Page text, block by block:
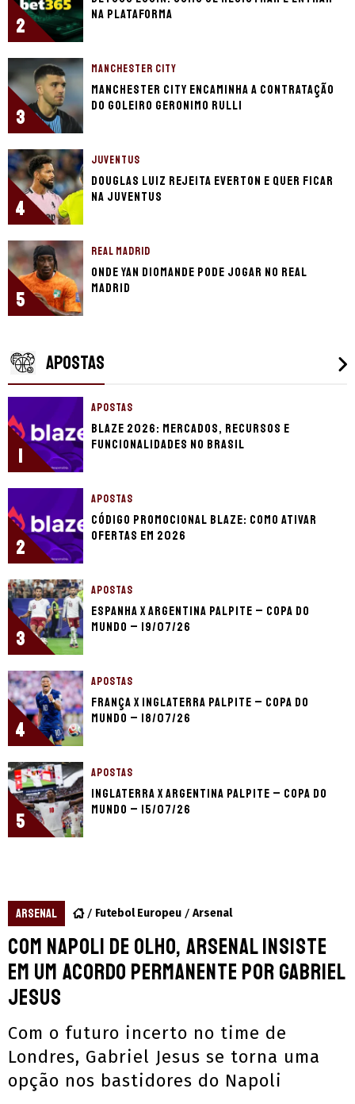
2
na plataforma
3
MANCHESTER CITY
Manchester City encaminha a contratação
do goleiro Geronimo Rulli
4
JUVENTUS
Douglas Luiz rejeita Everton e quer ficar
na Juventus
5
REAL MADRID
Onde Yan Diomande pode jogar no Real
Madrid
APOSTAS
1
APOSTAS
Blaze 2026: mercados, recursos e
funcionalidades no Brasil
2
APOSTAS
Código promocional Blaze: como ativar
ofertas em 2026
3
APOSTAS
Espanha x Argentina palpite – Copa do
Mundo – 19/07/26
4
APOSTAS
França x Inglaterra palpite – Copa do
Mundo – 18/07/26
5
APOSTAS
Inglaterra x Argentina palpite – Copa do
Mundo – 15/07/26
ARSENAL Futebol Europeu Arsenal
Com Napoli de olho, Arsenal insiste
em um acordo permanente por Gabriel
Jesus
Com o futuro incerto no time de
Londres, Gabriel Jesus se torna uma
opção nos bastidores do Napoli